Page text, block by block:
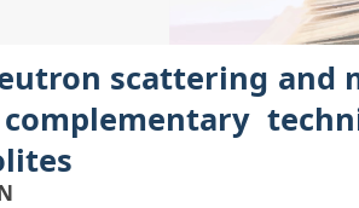
scattering and